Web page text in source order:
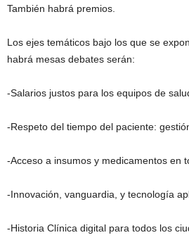
También habrá premios.
Los ejes temáticos bajo los que se
habrá mesas debates serán:
-Salarios justos para los equipos de
-Respeto del tiempo del paciente:
-Acceso a insumos y medicamentos en
-Innovación, vanguardia, y tecnología
-Historia Clínica digital para todos los